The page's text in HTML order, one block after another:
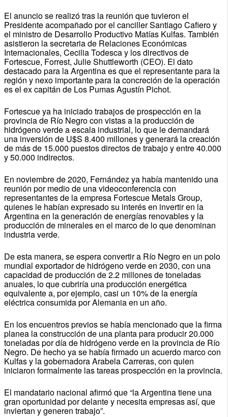
El anuncio se realizó tras la reunión que tuvieron el
Presidente acompañado por el canciller Santiago Cafiero y
el ministro de Desarrollo Productivo Matías Kulfas. También
asistieron la secretaria de Relaciones Económicas
Internacionales, Cecilia Todesca y los directivos de
Fortescue, Forrest, Julie Shuttleworth (CEO). El dato
destacado para la Argentina es que el representante para la
región y nexo importante para la concreción de la operación
es el ex capitán de Los Pumas Agustín Pichot.
Fortescue ya ha iniciado trabajos de prospección en la
provincia de Río Negro con vistas a la producción de
hidrógeno verde a escala industrial, lo que le demandará
una inversión de U$S 8.400 millones y generará la creación
de más de 15.000 puestos directos de trabajo y entre 40.000
y 50.000 indirectos.
En noviembre de 2020, Fernández ya había mantenido una
reunión por medio de una videoconferencia con
representantes de la empresa Fortescue Metals Group,
quienes le habían expresado su interés en invertir en la
Argentina en la generación de energías renovables y la
producción de minerales en el marco de lo que denominan
industria verde.
De esta manera, se espera convertir a Río Negro en un polo
mundial exportador de hidrógeno verde en 2030, con una
capacidad de producción de 2.2 millones de toneladas
anuales, lo que cubriría una producción energética
equivalente a, por ejemplo, casi un 10% de la energía
eléctrica consumida por Alemania en un año.
En los encuentros previos se había mencionado que la firma
planea la construcción de una planta para producir 20.000
toneladas por día de hidrógeno verde en la provincia de Río
Negro. De hecho ya se había firmado un acuerdo marco con
Kulfas y la gobernadora Arabela Carreras, con quien
iniciaron formalmente las tareas prospección en la provincia.
El mandatario nacional afirmó que “la Argentina tiene una
gran oportunidad por delante y necesita empresas así, que
inviertan y generen trabajo”.